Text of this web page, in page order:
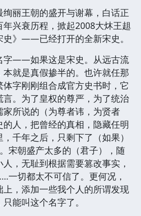
丽王朝的盛开与谢幕，白话正
年兴衰历程，掀起2008大炑王趄
史》——已经打开的全新宋史。
字——如果这是宋史。从远古流
就是真假掺半的。也许就任那
字刚刚组合成官方史书时，它
言。为了皇权的尊严，为了统治
家所说的（为尊者讳，为贤者
的人，把曾经的真相，隐藏任明
千年之后，只剩下了（如果）
宋朝盛产太多的（君子），随
，无耻到根据需要篡改事实，
一切都太不可信了。更何况，
上，添加一些我个人的所谓发现
能叫这个名字了。